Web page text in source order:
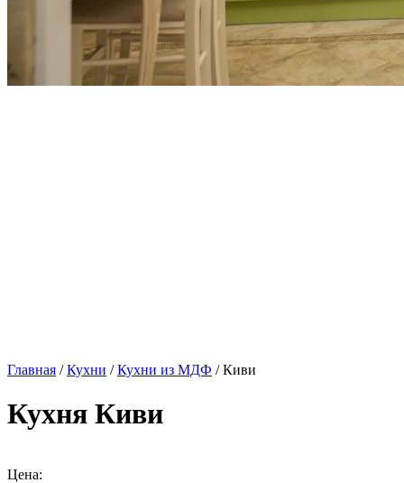
Главная /Кухни /Кухни из МДФ / Киви
Кухня Киви
Цена: